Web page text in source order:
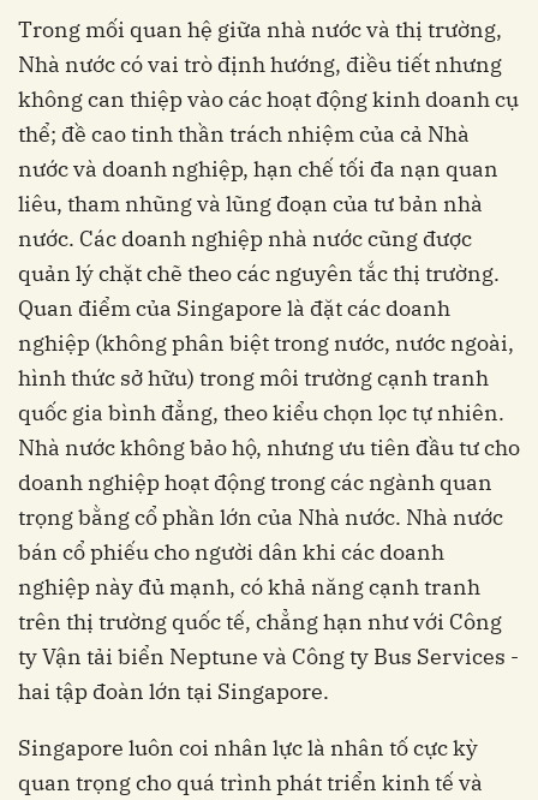
Trong mối quan hệ giữa nhà nước và thị trường,
Nhà nước có vai trò định hướng, điều tiết nhưng
không can thiệp vào các hoạt động kinh doanh cụ
thể; đề cao tinh thần trách nhiệm của cả Nhà
nước và doanh nghiệp, hạn chế tối đa nạn quan
liêu, tham nhũng và lũng đoạn của tư bản nhà
nước. Các doanh nghiệp nhà nước cũng được
quản lý chặt chẽ theo các nguyên tắc thị trường.
Quan điểm của Singapore là đặt các doanh
nghiệp (không phân biệt trong nước, nước ngoài,
hình thức sở hữu) trong môi trường cạnh tranh
quốc gia bình đẳng, theo kiểu chọn lọc tự nhiên.
Nhà nước không bảo hộ, nhưng ưu tiên đầu tư cho
doanh nghiệp hoạt động trong các ngành quan
trọng bằng cổ phần lớn của Nhà nước. Nhà nước
bán cổ phiếu cho người dân khi các doanh
nghiệp này đủ mạnh, có khả năng cạnh tranh
trên thị trường quốc tế, chẳng hạn như với Công
ty Vận tải biển Neptune và Công ty Bus Services -
hai tập đoàn lớn tại Singapore.
Singapore luôn coi nhân lực là nhân tố cực kỳ
quan trọng cho quá trình phát triển kinh tế và